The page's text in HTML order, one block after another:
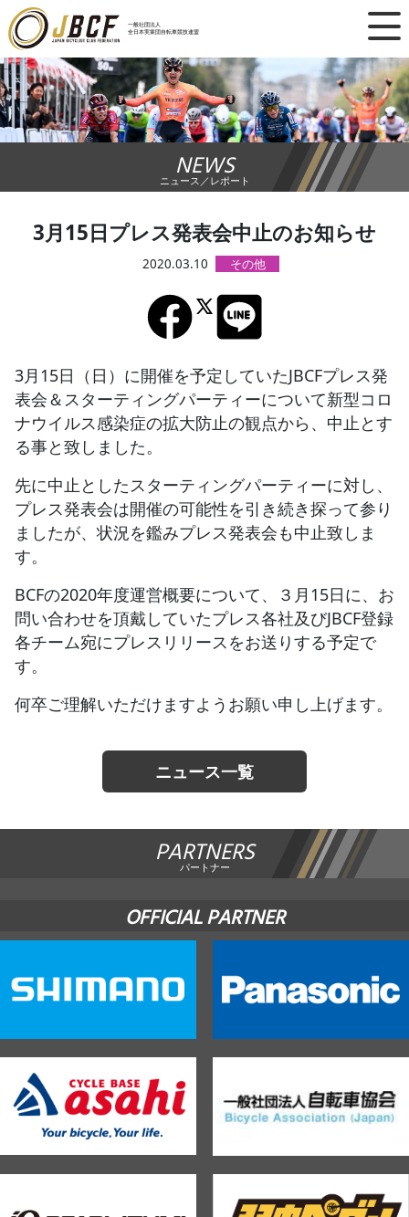
一般社団法人
全日本実業団自転車競技連盟
×
ニュース
レース日程
ランキング
チーム・選手
競技ガイド
エントリー
JBCF ROAD SERIESとは
NEWS
ニュース／レポート
3月15日プレス発表会中止のお知らせ
2020.03.10
3月15日（日）に開催を予定していたJBCFプレス発
表会＆スターティングパーティーについて新型コロ
ナウイルス感染症の拡大防止の観点から、中止とす
る事と致しました。
先に中止としたスターティングパーティーに対し、
プレス発表会は開催の可能性を引き続き探って参り
ましたが、状況を鑑みプレス発表会も中止致しま
す。
BCFの2020年度運営概要について、３月15日に、お
問い合わせを頂戴していたプレス各社及びJBCF登録
各チーム宛にプレスリリースをお送りする予定で
す。
何卒ご理解いただけますようお願い申し上げます。
ニュース一覧
PARTNERS
パートナー
OFFICIAL PARTNER